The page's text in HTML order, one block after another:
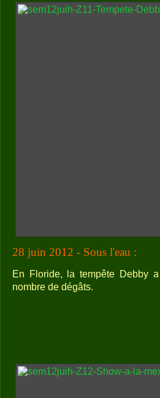
28 juin 2012 - Sous l'eau :
En Floride, la tempête Debby
nombre de dégâts.